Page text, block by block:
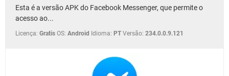
Esta é a versão APK do Facebook Messenger, que permite o
acesso ao...
Licença: Gratis OS: Android Idioma: PT Versão: 234.0.0.9.121